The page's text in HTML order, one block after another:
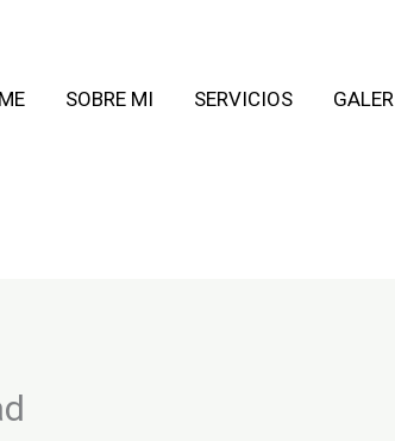
SOBRE MI SERVICIOS